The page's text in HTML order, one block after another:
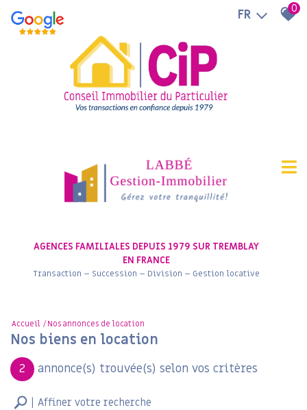
FR 0
AGENCES FAMILIALES DEPUIS 1979 SUR TREMBLAY
EN FRANCE
Transaction – Succession – Division – Gestion locative
Accueil Nos annonces de location
Nos biens en location
2 annonce(s) trouvée(s) selon vos critères
Affiner votre recherche